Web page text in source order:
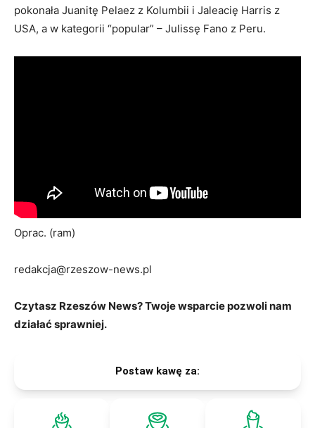
pokonała Juanitę Pelaez z Kolumbii i Jaleacię Harris z
USA, a w kategorii “popular” – Julissę Fano z Peru.
Oprac. (ram)
redakcja@rzeszow-news.pl
Czytasz Rzeszów News? Twoje wsparcie pozwoli nam
działać sprawniej.
Postaw kawę za: